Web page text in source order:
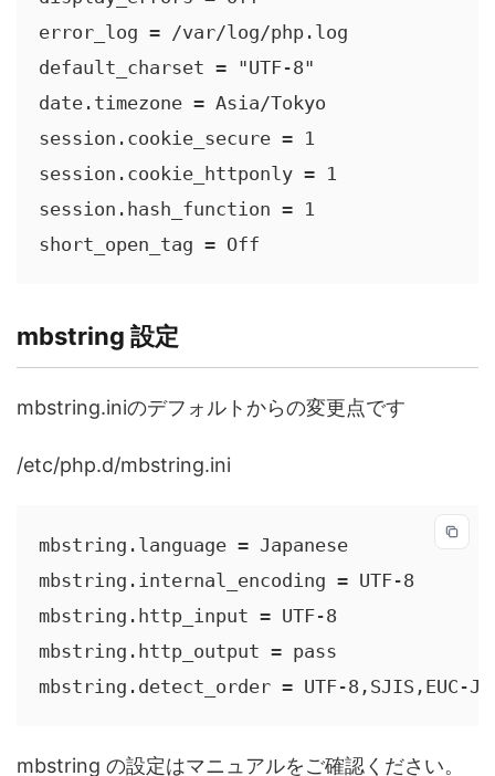
error_log = /var/log/php.log
default_charset = "UTF-8"
date.timezone = Asia/Tokyo
session.cookie_secure = 1
session.cookie_httponly = 1
session.hash_function = 1
short_open_tag = Off
mbstring 設定
mbstring.iniのデフォルトからの変更点です
/etc/php.d/mbstring.ini
mbstring.language = Japanese
mbstring.internal_encoding = UTF-8
mbstring.http_input = UTF-8
mbstring.http_output = pass
mbstring.detect_order = UTF-8,SJIS,EUC-
mbstring の設定はマニュアルをご確認ください。